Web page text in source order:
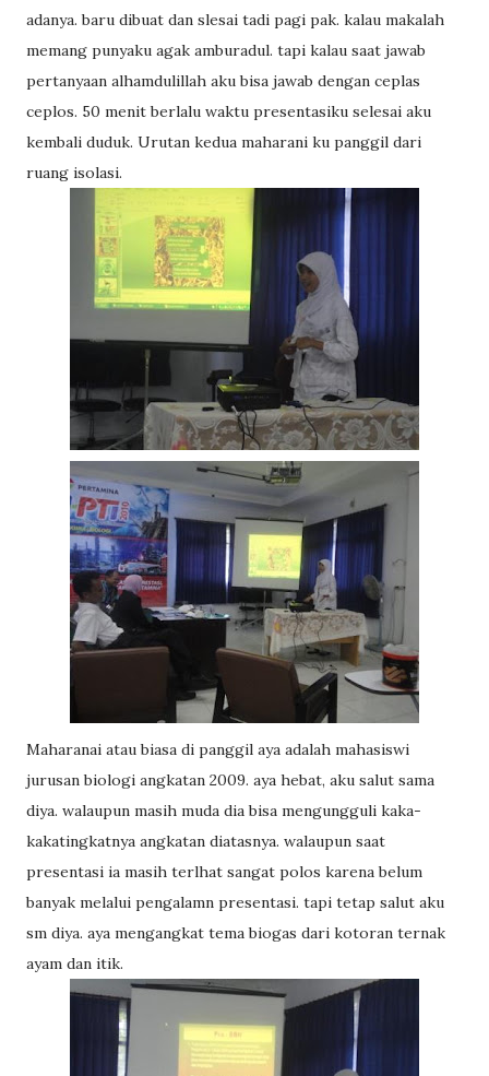
adanya. baru dibuat dan slesai tadi pagi pak. kalau makalah
memang punyaku agak amburadul. tapi kalau saat jawab
pertanyaan alhamdulillah aku bisa jawab dengan ceplas
ceplos. 50 menit berlalu waktu presentasiku selesai aku
kembali duduk. Urutan kedua maharani ku panggil dari
ruang isolasi.
Maharanai atau biasa di panggil aya adalah mahasiswi
jurusan biologi angkatan 2009. aya hebat, aku salut sama
diya. walaupun masih muda dia bisa mengungguli kaka-
kakatingkatnya angkatan diatasnya. walaupun saat
presentasi ia masih terlhat sangat polos karena belum
banyak melalui pengalamn presentasi. tapi tetap salut aku
sm diya. aya mengangkat tema biogas dari kotoran ternak
ayam dan itik.